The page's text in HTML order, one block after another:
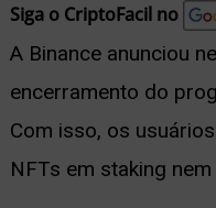
Siga o CriptoFacil no
A Binance anunciou
encerramento do
Com isso, os
NFTs em staking